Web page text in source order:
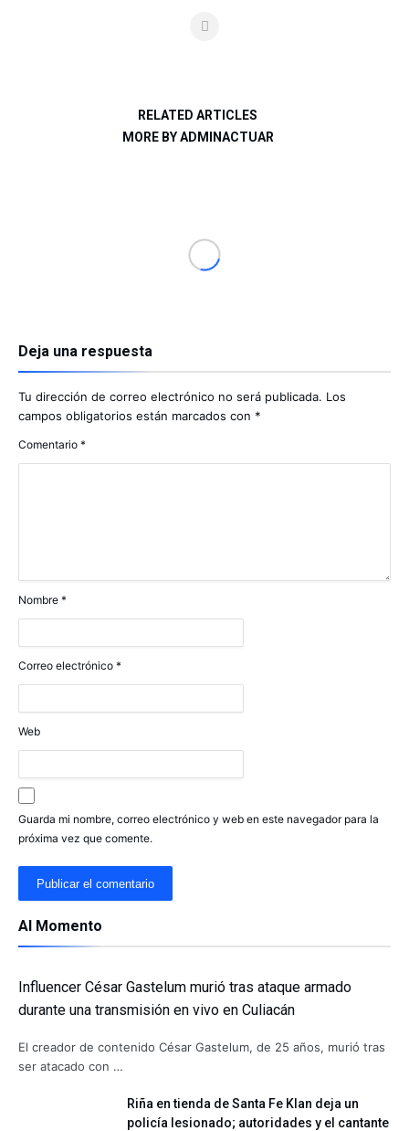
RELATED ARTICLES
MORE BY ADMINACTUAR
Deja una respuesta
Tu dirección de correo electrónico no será publicada. Los
campos obligatorios están marcados con *
Comentario *
Nombre *
Correo electrónico *
Web
Guarda mi nombre, correo electrónico y web en este navegador para la
próxima vez que comente.
Al Momento
Influencer César Gastelum murió tras ataque armado
durante una transmisión en vivo en Culiacán
El creador de contenido César Gastelum, de 25 años, murió tras
ser atacado con …
Riña en tienda de Santa Fe Klan deja un
policía lesionado; autoridades y el cantante